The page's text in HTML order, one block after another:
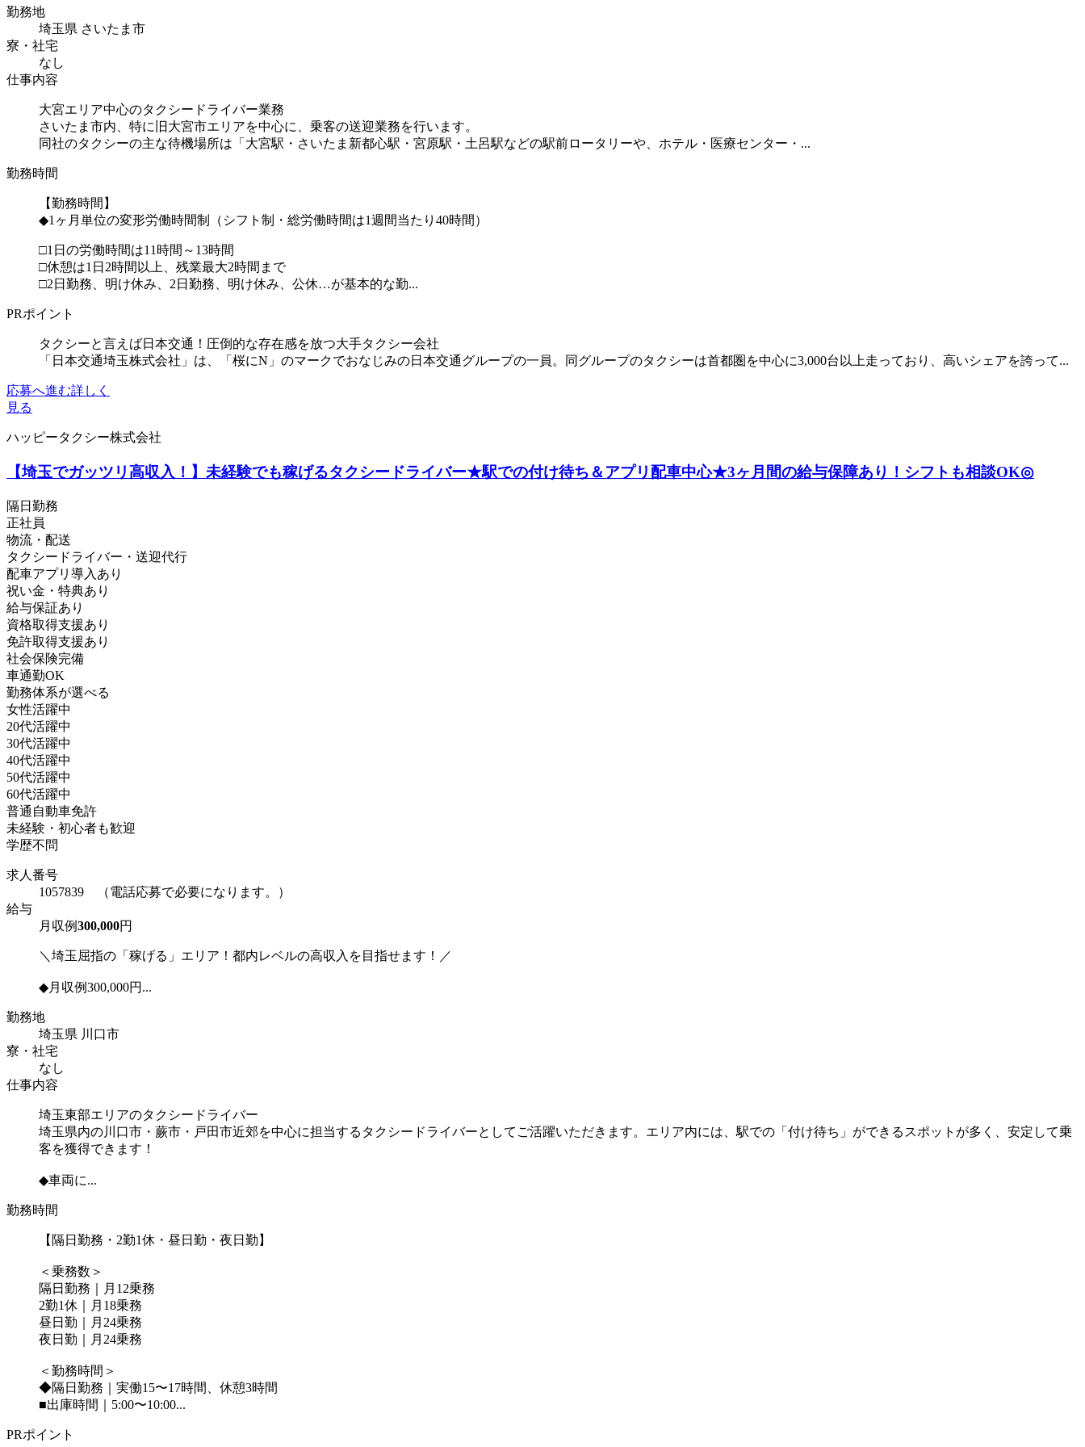
勤務地
埼玉県 さいたま市
寮・社宅
なし
仕事内容
大宮エリア中心のタクシードライバー業務
さいたま市内、特に旧大宮市エリアを中心に、乗客の送迎業務を行います。
同社のタクシーの主な待機場所は「大宮駅・さいたま新都心駅・宮原駅・土呂駅などの駅前ロータリーや、ホテル・医療センター・...
勤務時間
【勤務時間】
◆1ヶ月単位の変形労働時間制（シフト制・総労働時間は1週間当たり40時間）
□1日の労働時間は11時間～13時間
□休憩は1日2時間以上、残業最大2時間まで
□2日勤務、明け休み、2日勤務、明け休み、公休…が基本的な勤...
PRポイント
タクシーと言えば日本交通！圧倒的な存在感を放つ大手タクシー会社
「日本交通埼玉株式会社」は、「桜にN」のマークでおなじみの日本交通グループの一員。同グループのタクシーは首都圏を中心に3,000台以上走っており、高いシェアを誇って...
応募へ進む詳しく
見る
ハッピータクシー株式会社
【埼玉でガッツリ高収入！】未経験でも稼げるタクシードライバー★駅での付け待ち＆アプリ配車中心★3ヶ月間の給与保障あり！シフトも相談OK◎
隔日勤務
正社員
物流・配送
タクシードライバー・送迎代行
配車アプリ導入あり
祝い金・特典あり
給与保証あり
資格取得支援あり
免許取得支援あり
社会保険完備
車通勤OK
勤務体系が選べる
女性活躍中
20代活躍中
30代活躍中
40代活躍中
50代活躍中
60代活躍中
普通自動車免許
未経験・初心者も歓迎
学歴不問
求人番号
1057839 （電話応募で必要になります。）
給与
月収例300,000円
＼埼玉屈指の「稼げる」エリア！都内レベルの高収入を目指せます！／
◆月収例300,000円...
勤務地
埼玉県 川口市
寮・社宅
なし
仕事内容
埼玉東部エリアのタクシードライバー
埼玉県内の川口市・蕨市・戸田市近郊を中心に担当するタクシードライバーとしてご活躍いただきます。エリア内には、駅での「付け待ち」ができるスポットが多く、安定して乗
客を獲得できます！
◆車両に...
勤務時間
【隔日勤務・2勤1休・昼日勤・夜日勤】
＜乗務数＞
隔日勤務｜月12乗務
2勤1休｜月18乗務
昼日勤｜月24乗務
夜日勤｜月24乗務
＜勤務時間＞
◆隔日勤務｜実働15〜17時間、休憩3時間
■出庫時間｜5:00〜10:00...
PRポイント